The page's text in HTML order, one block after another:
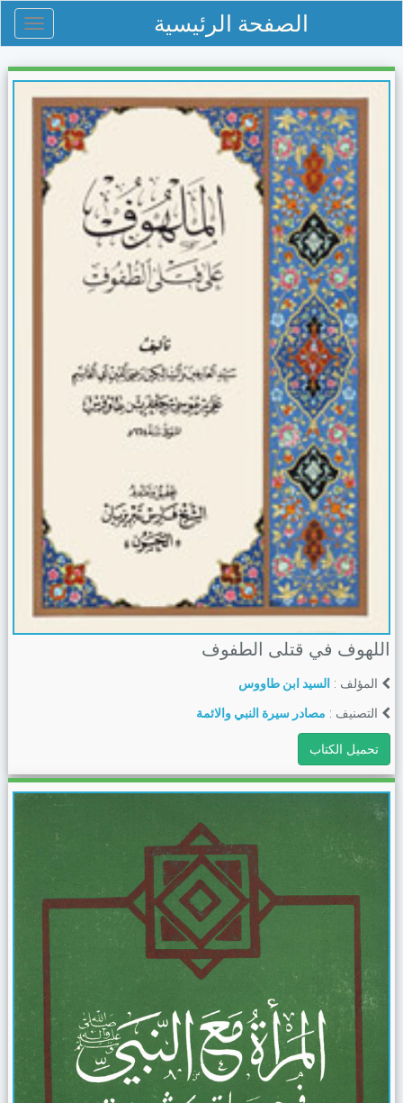
الصفحة الرئيسية
اللهوف في قتلى الطفوف
المؤلف : السيد ابن طاووس
التصنيف : مصادر سيرة النبي والائمة
تحميل الكتاب